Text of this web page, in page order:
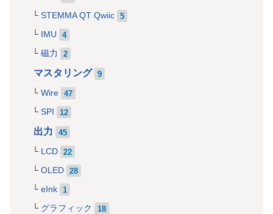
STEMMA QT Qwiic 5
IMU 4
磁力 2
マスタリング 9
Wire 47
SPI 12
出力 45
LCD 22
OLED 28
eInk 1
グラフィック 18